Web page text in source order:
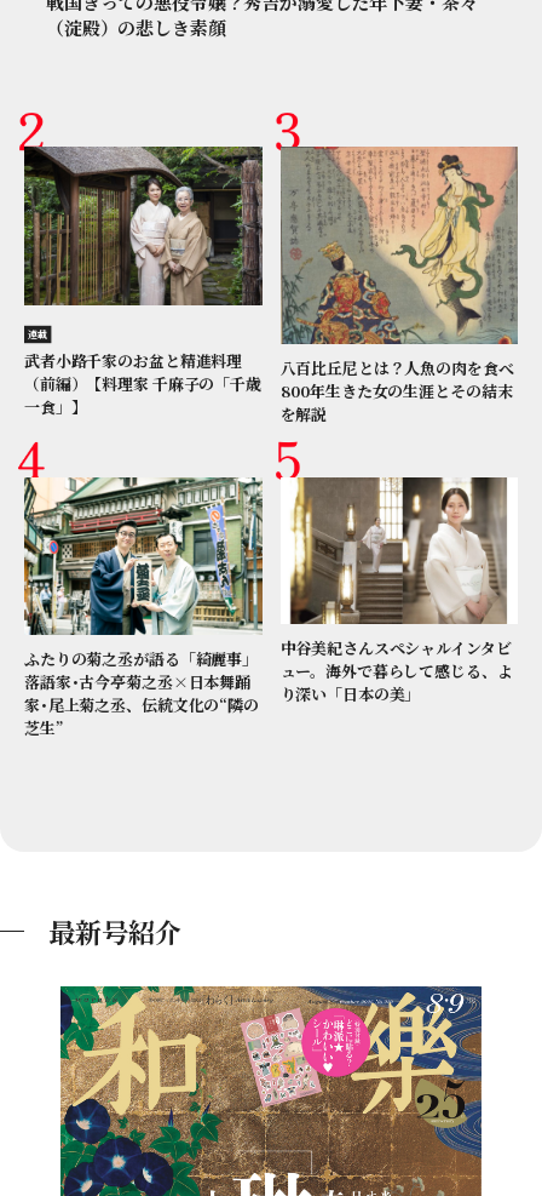
（淀殿）の悲しき素顔
連載
武者小路千家のお盆と精進料理
（前編）【料理家 千麻子の「千歳
一食」】
八百比丘尼とは？人魚の肉を食べ
800年生きた女の生涯とその結末
を解説
ふたりの菊之丞が語る「綺麗事」
落語家･古今亭菊之丞×日本舞踊
家･尾上菊之丞、伝統文化の“隣の
芝生”
中谷美紀さんスペシャルインタビ
ュー。海外で暮らして感じる、よ
り深い「日本の美」
最新号紹介